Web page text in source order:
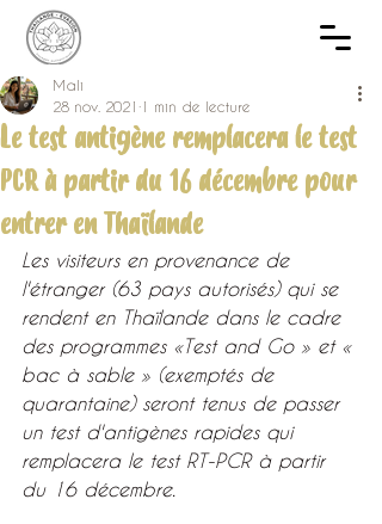
Le test antigène remplacera le test
PCR à partir du 16 décembre pour
entrer en Thaïlande
Mali
28 nov. 2021 1 min de lecture
Les visiteurs en provenance de
l'étranger (63 pays autorisés) qui se
rendent en Thaïlande dans le cadre
des programmes «Test and Go » et «
bac à sable » (exemptés de
quarantaine) seront tenus de passer
un test d'antigènes rapides qui
remplacera le test RT-PCR à partir
du 16 décembre.